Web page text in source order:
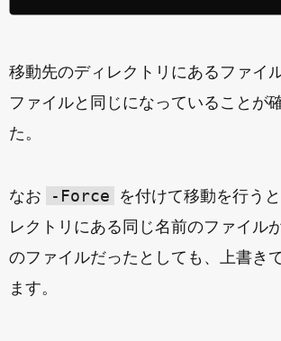
移動先のディレクトリにあるファイ
ファイルと同じになっていることが
た。
なお -Force
を付けて移動を行う
レクトリにある同じ名前のファイル
のファイルだったとしても、上書き
ます。